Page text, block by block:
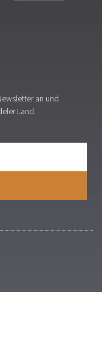
an und
Land.